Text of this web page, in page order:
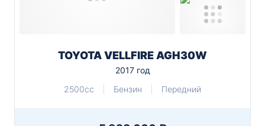
TOYOTA VELLFIRE AGH30W
2017 год
2500cc
Бензин Передний